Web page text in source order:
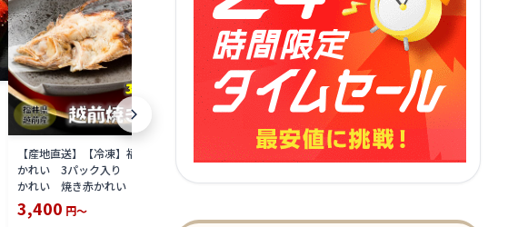
【産地直送】【冷凍】福丸 越前焼き赤
かれい 3パック入り 越前かれい 赤
かれい 焼き赤かれい 越前産 福井
県 海の幸
3,400 円～
北海道産オオズワイガニ甲羅盛夫婦(オス
ズセット かに カニ 蟹 手軽 身むき 国産
い お取り寄せ 訳あり 家庭用 甲羅盛り 柔
ク入り ピロ
県 特産品 越